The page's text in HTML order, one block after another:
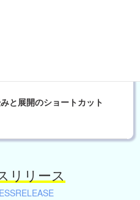
と展開のショートカット
リリース